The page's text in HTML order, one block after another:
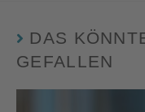
DAS
GEFALLEN